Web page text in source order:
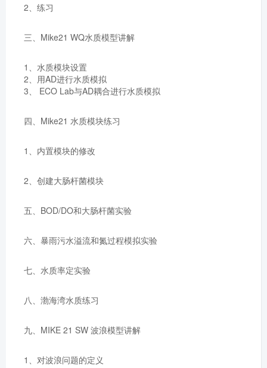
2、练习
三、Mike21 WQ水质模型讲解
1、水质模块设置
2、用AD进行水质模拟
3、 ECO Lab与AD耦合进行水质模拟
四、Mike21 水质模块练习
1、内置模块的修改
2、创建大肠杆菌模块
五、BOD/DO和大肠杆菌实验
六、暴雨污水溢流和氮过程模拟实验
七、水质率定实验
八、渤海湾水质练习
九、MIKE 21 SW 波浪模型讲解
1、对波浪问题的定义